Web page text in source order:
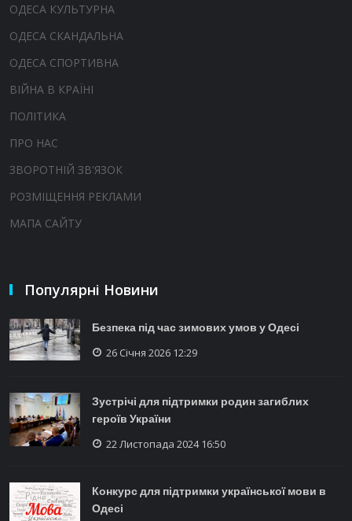
ОДЕСА КУЛЬТУРНА
ОДЕСА СКАНДАЛЬНА
ОДЕСА СПОРТИВНА
ВІЙНА В КРАЇНІ
ПОЛІТИКА
ПРО НАС
ЗВОРОТНІЙ ЗВ'ЯЗОК
РОЗМІЩЕННЯ РЕКЛАМИ
МАПА САЙТУ
Популярні Новини
Безпека під час зимових умов у Одесі
26 Січня 2026 12:29
Зустрічі для підтримки родин загиблих
героїв України
22 Листопада 2024 16:50
Конкурс для підтримки української мови в
Одесі